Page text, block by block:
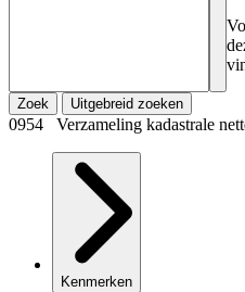
Zoek Uitgebreid zoeken
0954 Verzameling kadastrale
Kenmerken